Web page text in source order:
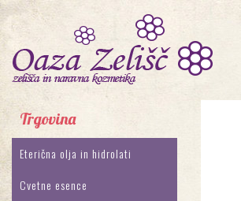
Trgovina
Eterična olja in hidrolati
Cvetne esence